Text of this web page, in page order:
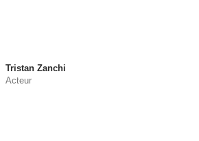
Tristan Zanchi
Acteur